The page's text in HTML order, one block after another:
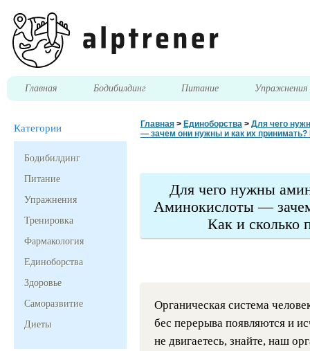
Главная Бодибилдинг Питание Упражнения
Категории
Бодибилдинг
Питание
Упражнения
Тренировка
Фармакология
Единоборства
Здоровье
Саморазвитие
Диеты
Главная> Единоборства > Для чего
— зачем они нужны и как их
Для чего нужны
Аминокислоты —
Как и сколько
Органическая система
бес перерыва появляются и
не двигаетесь, знайте, наш